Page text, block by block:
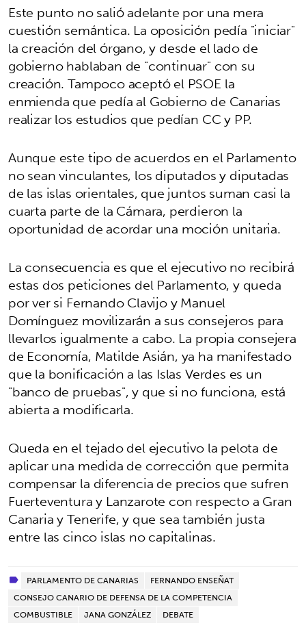
Este punto no salió adelante por una mera
cuestión semántica. La oposición pedía "iniciar"
la creación del órgano, y desde el lado de
gobierno hablaban de "continuar" con su
creación. Tampoco aceptó el PSOE la
enmienda que pedía al Gobierno de Canarias
realizar los estudios que pedían CC y PP.
Aunque este tipo de acuerdos en el Parlamento
no sean vinculantes, los diputados y diputadas
de las islas orientales, que juntos suman casi la
cuarta parte de la Cámara, perdieron la
oportunidad de acordar una moción unitaria.
La consecuencia es que el ejecutivo no recibirá
estas dos peticiones del Parlamento, y queda
por ver si Fernando Clavijo y Manuel
Domínguez movilizarán a sus consejeros para
llevarlos igualmente a cabo. La propia consejera
de Economía, Matilde Asián, ya ha manifestado
que la bonificación a las Islas Verdes es un
"banco de pruebas", y que si no funciona, está
abierta a modificarla.
Queda en el tejado del ejecutivo la pelota de
aplicar una medida de corrección que permita
compensar la diferencia de precios que sufren
Fuerteventura y Lanzarote con respecto a Gran
Canaria y Tenerife, y que sea también justa
entre las cinco islas no capitalinas.
PARLAMENTO DE CANARIAS
FERNANDO ENSEÑAT
CONSEJO CANARIO DE DEFENSA DE LA COMPETENCIA
COMBUSTIBLE
JANA GONZÁLEZ DEBATE